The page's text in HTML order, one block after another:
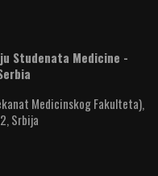
Studenata Medicine -
Medicinskog Fakulteta),
Srbija